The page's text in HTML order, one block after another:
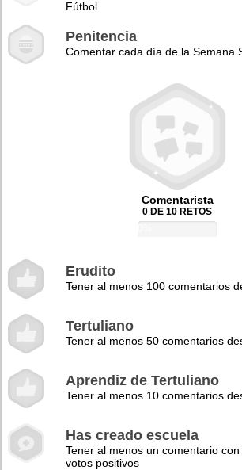
Fútbol
Penitencia
Comentar cada día de la Semana
Comentarista
0 DE 10 RETOS
Erudito
Tener al menos 100 comentarios
Tertuliano
Tener al menos 50 comentarios
Aprendiz de Tertuliano
Tener al menos 10 comentarios
Has creado escuela
Tener al menos un comentario
votos positivos